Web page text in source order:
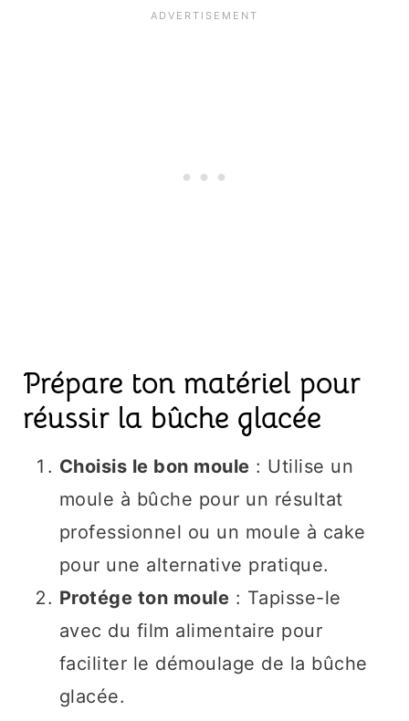
Prépare ton matériel pour
réussir la bûche glacée
Choisis le bon moule : Utilise un
moule à bûche pour un résultat
professionnel ou un moule à cake
pour une alternative pratique.
Protége ton moule : Tapisse-le
avec du film alimentaire pour
faciliter le démoulage de la bûche
glacée.